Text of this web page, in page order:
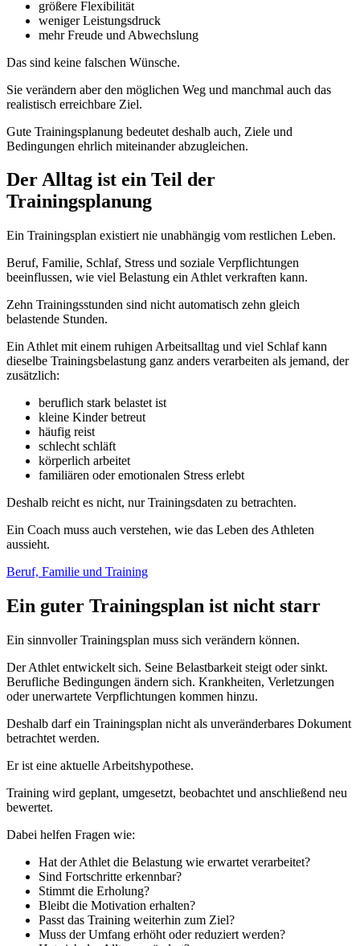
größere Flexibilität
weniger Leistungsdruck
mehr Freude und Abwechslung
Das sind keine falschen Wünsche.
Sie verändern aber den möglichen Weg und manchmal auch das
realistisch erreichbare Ziel.
Gute Trainingsplanung bedeutet deshalb auch, Ziele und
Bedingungen ehrlich miteinander abzugleichen.
Der Alltag ist ein Teil der
Trainingsplanung
Ein Trainingsplan existiert nie unabhängig vom restlichen Leben.
Beruf, Familie, Schlaf, Stress und soziale Verpflichtungen
beeinflussen, wie viel Belastung ein Athlet verkraften kann.
Zehn Trainingsstunden sind nicht automatisch zehn gleich
belastende Stunden.
Ein Athlet mit einem ruhigen Arbeitsalltag und viel Schlaf kann
dieselbe Trainingsbelastung ganz anders verarbeiten als jemand, der
zusätzlich:
beruflich stark belastet ist
kleine Kinder betreut
häufig reist
schlecht schläft
körperlich arbeitet
familiären oder emotionalen Stress erlebt
Deshalb reicht es nicht, nur Trainingsdaten zu betrachten.
Ein Coach muss auch verstehen, wie das Leben des Athleten
aussieht.
Beruf, Familie und Training
Ein guter Trainingsplan ist nicht starr
Ein sinnvoller Trainingsplan muss sich verändern können.
Der Athlet entwickelt sich. Seine Belastbarkeit steigt oder sinkt.
Berufliche Bedingungen ändern sich. Krankheiten, Verletzungen
oder unerwartete Verpflichtungen kommen hinzu.
Deshalb darf ein Trainingsplan nicht als unveränderbares Dokument
betrachtet werden.
Er ist eine aktuelle Arbeitshypothese.
Training wird geplant, umgesetzt, beobachtet und anschließend neu
bewertet.
Dabei helfen Fragen wie:
Hat der Athlet die Belastung wie erwartet verarbeitet?
Sind Fortschritte erkennbar?
Stimmt die Erholung?
Bleibt die Motivation erhalten?
Passt das Training weiterhin zum Ziel?
Muss der Umfang erhöht oder reduziert werden?